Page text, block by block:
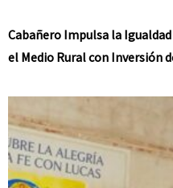
Cabañero Impulsa la
el Medio Rural con Inversión